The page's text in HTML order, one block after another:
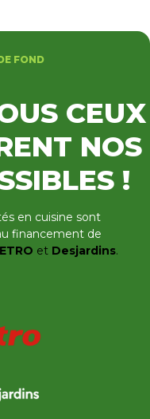
FOND
CEUX
NOS
!
en cuisine sont
financement de
et Desjardins.